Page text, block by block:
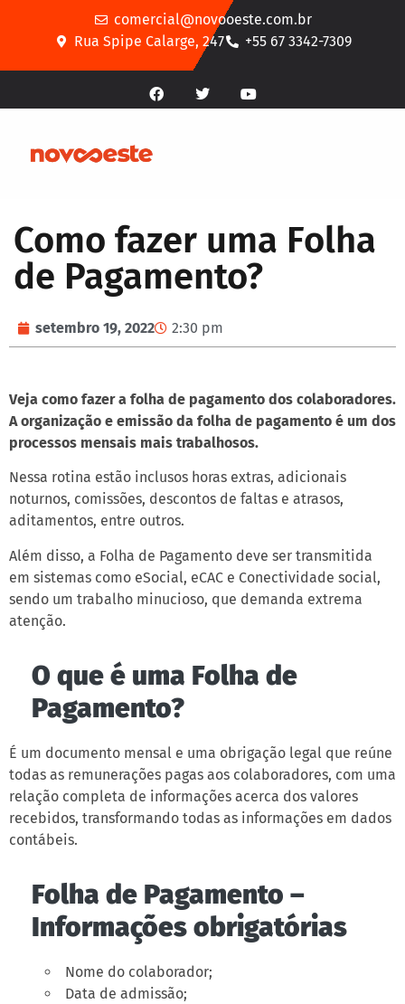
comercial@novooeste.com.br
Rua Spipe Calarge, 247
+55 67 3342-7309
Como fazer uma Folha
de Pagamento?
setembro 19, 2022 2:30 pm
Veja como fazer a folha de pagamento dos colaboradores.
A organização e emissão da folha de pagamento é um dos
processos mensais mais trabalhosos.
Nessa rotina estão inclusos horas extras, adicionais
noturnos, comissões, descontos de faltas e atrasos,
aditamentos, entre outros.
Além disso, a Folha de Pagamento deve ser transmitida
em sistemas como eSocial, eCAC e Conectividade social,
sendo um trabalho minucioso, que demanda extrema
atenção.
O que é uma Folha de
Pagamento?
É um documento mensal e uma obrigação legal que reúne
todas as remunerações pagas aos colaboradores, com uma
relação completa de informações acerca dos valores
recebidos, transformando todas as informações em dados
contábeis.
Folha de Pagamento –
Informações obrigatórias
Nome do colaborador;
Data de admissão;